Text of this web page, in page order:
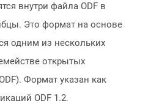
внутри файла ODF в
Это формат на основе
одним из нескольких
открытых
Формат указан как
ODF 1.2,